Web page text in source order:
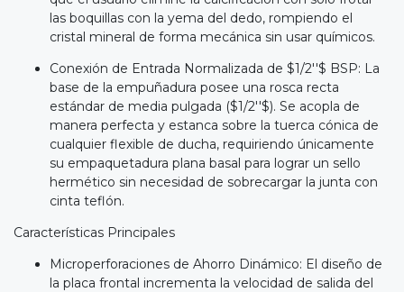
las boquillas con la yema del dedo, rompiendo el
cristal mineral de forma mecánica sin usar químicos.
Conexión de Entrada Normalizada de $1/2''$ BSP: La
base de la empuñadura posee una rosca recta
estándar de media pulgada ($1/2''$). Se acopla de
manera perfecta y estanca sobre la tuerca cónica de
cualquier flexible de ducha, requiriendo únicamente
su empaquetadura plana basal para lograr un sello
hermético sin necesidad de sobrecargar la junta con
cinta teflón.
Características Principales
Microperforaciones de Ahorro Dinámico: El diseño de
la placa frontal incrementa la velocidad de salida del